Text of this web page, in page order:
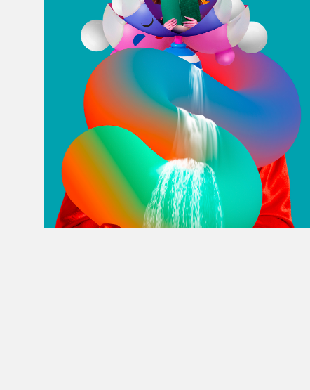
Espace participant⋅e⋅s
Espace Salon dans la ville
Espace bénévoles
Devenir bénévole
À propos du Salon
Liste des exposant·e·s
Liste des auteur·rice·s